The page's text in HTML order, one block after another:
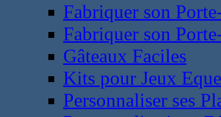
Fabriquer son
Fabriquer son
Gâteaux Faciles
Kits pour Jeux
Personnaliser ses